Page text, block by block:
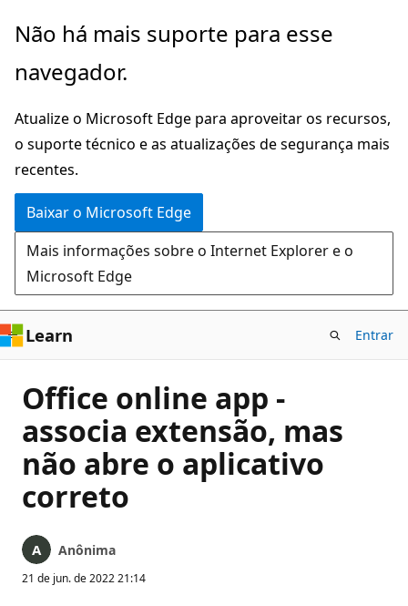
Pular
o
principal
Não há mais suporte para esse
navegador.
Atualize o Microsoft Edge para aproveitar os recursos,
o suporte técnico e as atualizações de segurança mais
recentes.
Baixar o Microsoft Edge
Mais informações sobre o Internet Explorer e o
Microsoft Edge
Learn Entrar
Office online app -
associa extensão, mas
não abre o aplicativo
correto
Anônima
21 de jun. de 2022 21:14